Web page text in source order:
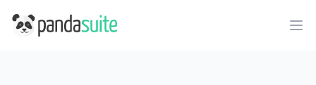
PandaSuite